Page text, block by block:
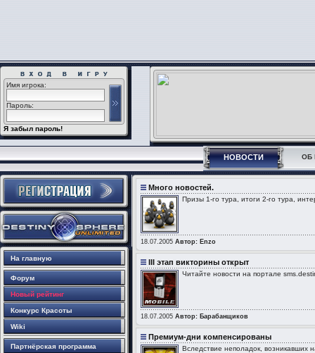
Имя игрока:
Пароль:
Я забыл пароль!
НОВОСТИ ОБ
На главную
Форум
Новый рейтинг
Конкурс Красоты
Wiki
Партнёрская программа
Много новостей.
Призы 1-го тура, итоги 2-го тура,
18.07.2005 Автор: Enzo
III этап викторины открыт
Читайте новости на портале
18.07.2005 Автор: Барабанщиков
Премиум-дни компенсированы
Вследствие неполадок,